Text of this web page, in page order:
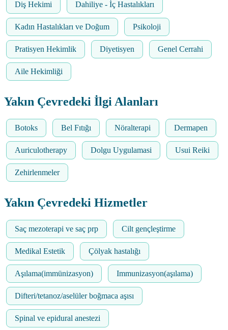
Diş Hekimi Dahiliye - İç Hastalıkları
Kadın Hastalıkları ve Doğum Psikoloji
Pratisyen Hekimlik Diyetisyen Genel Cerrahi
Aile Hekimliği
Yakın Çevredeki İlgi Alanları
Botoks Bel Fıtığı Nöralterapi Dermapen
Auriculotherapy Dolgu Uygulamasi Usui Reiki
Zehirlenmeler
Yakın Çevredeki Hizmetler
Saç mezoterapi ve saç prp Cilt gençleştirme
Medikal Estetik Çölyak hastalığı
Aşılama(immünizasyon) Immunizasyon(aşılama)
Difteri/tetanoz/aselüler boğmaca aşısı
Spinal ve epidural anestezi